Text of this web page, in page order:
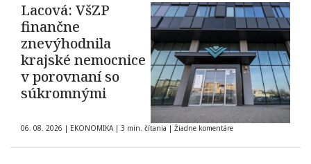
Lacová: VšZP
finančne
znevýhodnila
krajské nemocnice
v porovnaní so
súkromnými
06. 08. 2026 | EKONOMIKA | 3 min. čítania | Žiadne komentáre